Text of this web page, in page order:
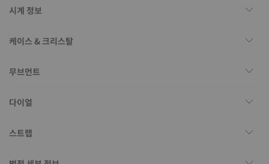
시계 정보
케이스 & 크리스탈
무브먼트
다이얼
스트랩